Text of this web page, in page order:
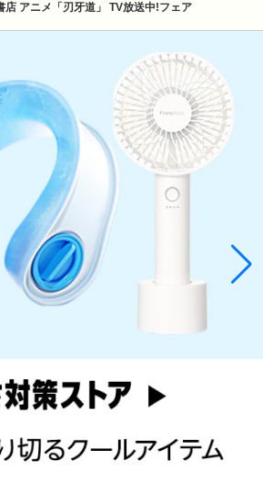
店 アニメ「刃牙道」 TV放送中!フェア